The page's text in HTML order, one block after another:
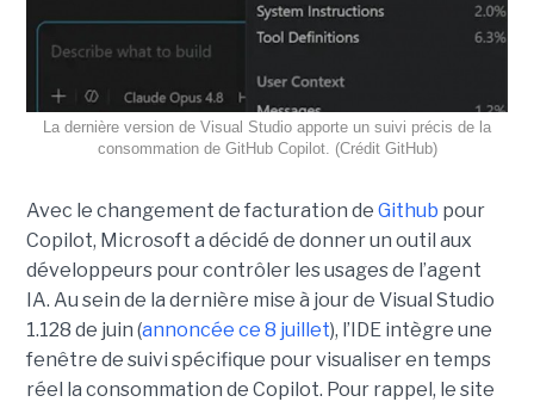
La dernière version de Visual Studio apporte un suivi précis de la
consommation de GitHub Copilot. (Crédit GitHub)
Avec le changement de facturation de Github pour
Copilot, Microsoft a décidé de donner un outil aux
développeurs pour contrôler les usages de l’agent
IA. Au sein de la dernière mise à jour de Visual Studio
1.128 de juin (annoncée ce 8 juillet), l’IDE intègre une
fenêtre de suivi spécifique pour visualiser en temps
réel la consommation de Copilot. Pour rappel, le site